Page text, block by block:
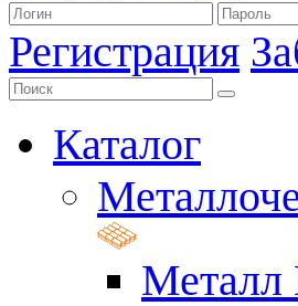
Регистрация
Каталог
Металл